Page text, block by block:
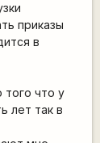
приказы
в
того что у
лет так в